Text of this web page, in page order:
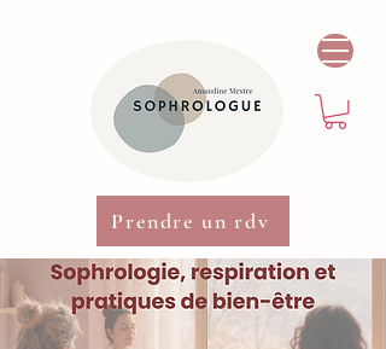
Prendre un rdv